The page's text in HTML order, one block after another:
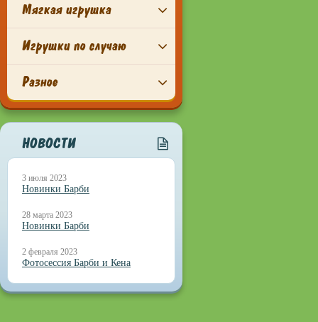
Мягкая игрушка
Игрушки по случаю
Разное
НОВОСТИ
3 июля 2023
Новинки Барби
28 марта 2023
Новинки Барби
2 февраля 2023
Фотосессия Барби и Кена